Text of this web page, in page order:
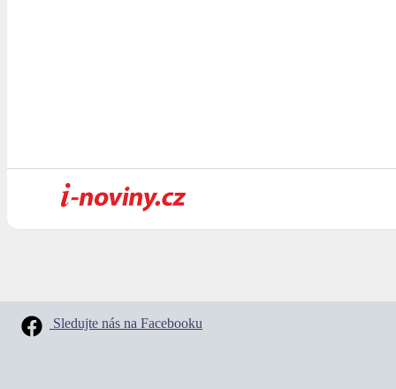
Sledujte nás na Facebooku